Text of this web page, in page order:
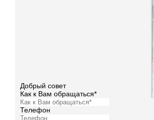
Добрый совет
Как к Вам обращаться*
Телефон